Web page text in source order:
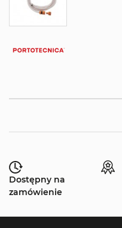
Dostępny na
zamówienie